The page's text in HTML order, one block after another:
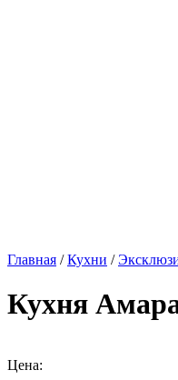
Главная /Кухни /
Кухня
Цена: